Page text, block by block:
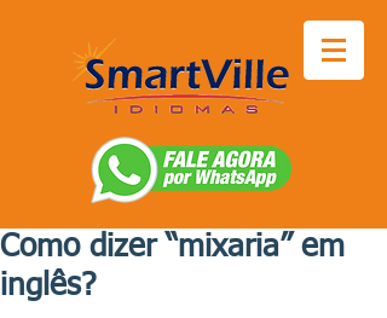
Como dizer “mixaria” em
inglês?